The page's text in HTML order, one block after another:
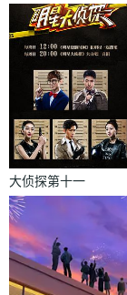
大侦探第十一
季